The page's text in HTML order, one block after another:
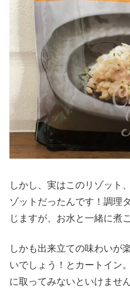
しかし、実はこのリゾット
ゾットだったんです！調理
じますが、お水と一緒に煮
しかも出来立ての味わいが
いでしょう！とカートイン
に取ってみないといけません